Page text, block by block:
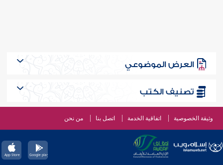
العرض الموضوعي
تصنيف الكتب
وثيقة الخصوصية اتفاقية الخدمة اتصل بنا من نحن